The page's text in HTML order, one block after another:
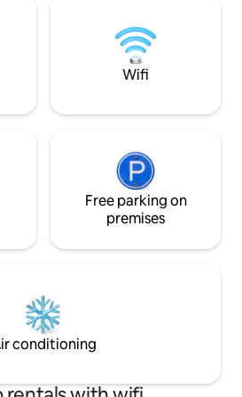
Ein kleiner
zum
behagliche
Buch in der
sich hier an
und
im Erdgeschoss
offenen
sind
der gemütlichen
Nachtruhe,
Palmen und
da sie das
und Telefon)
all activities and
Algarve is known
Wifi
Free parking on
premises
conditioning